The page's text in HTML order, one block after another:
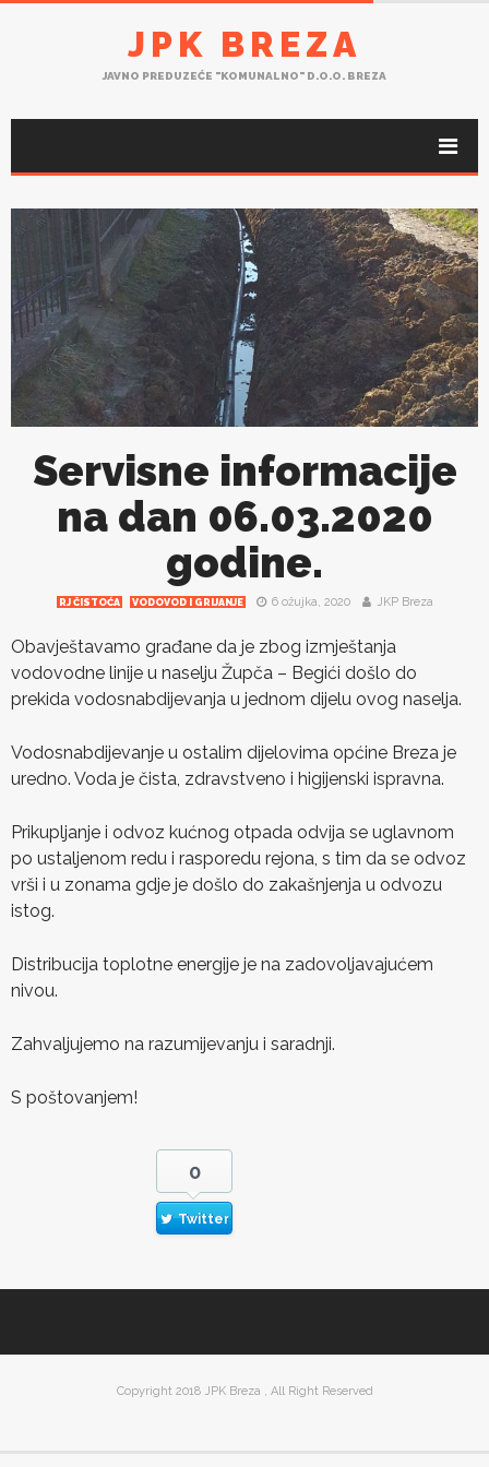
JPK BREZA
JAVNO PREDUZEĆE "KOMUNALNO" D.O.O. BREZA
Servisne informacije
na dan 06.03.2020
godine.
RJ ČISTOĆA VODOVOD I GRIJANJE 6 ožujka, 2020 JKP Breza
Obavještavamo građane da je zbog izmještanja
vodovodne linije u naselju Župča – Begići došlo do
prekida vodosnabdijevanja u jednom dijelu ovog naselja.
Vodosnabdijevanje u ostalim dijelovima općine Breza je
uredno. Voda je čista, zdravstveno i higijenski ispravna.
Prikupljanje i odvoz kućnog otpada odvija se uglavnom
po ustaljenom redu i rasporedu rejona, s tim da se odvoz
vrši i u zonama gdje je došlo do zakašnjenja u odvozu
istog.
Distribucija toplotne energije je na zadovoljavajućem
nivou.
Zahvaljujemo na razumijevanju i saradnji.
S poštovanjem!
0
Twitter
Copyright 2018 JPK Breza , All Right Reserved